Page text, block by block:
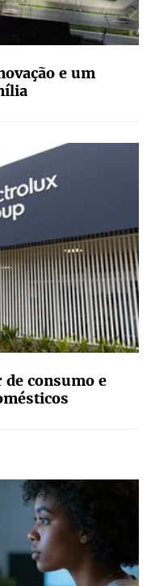
e um
consumo e